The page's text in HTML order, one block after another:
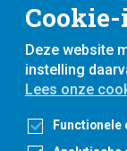
voor
Deze website
instelling
Lees onze
Functionele